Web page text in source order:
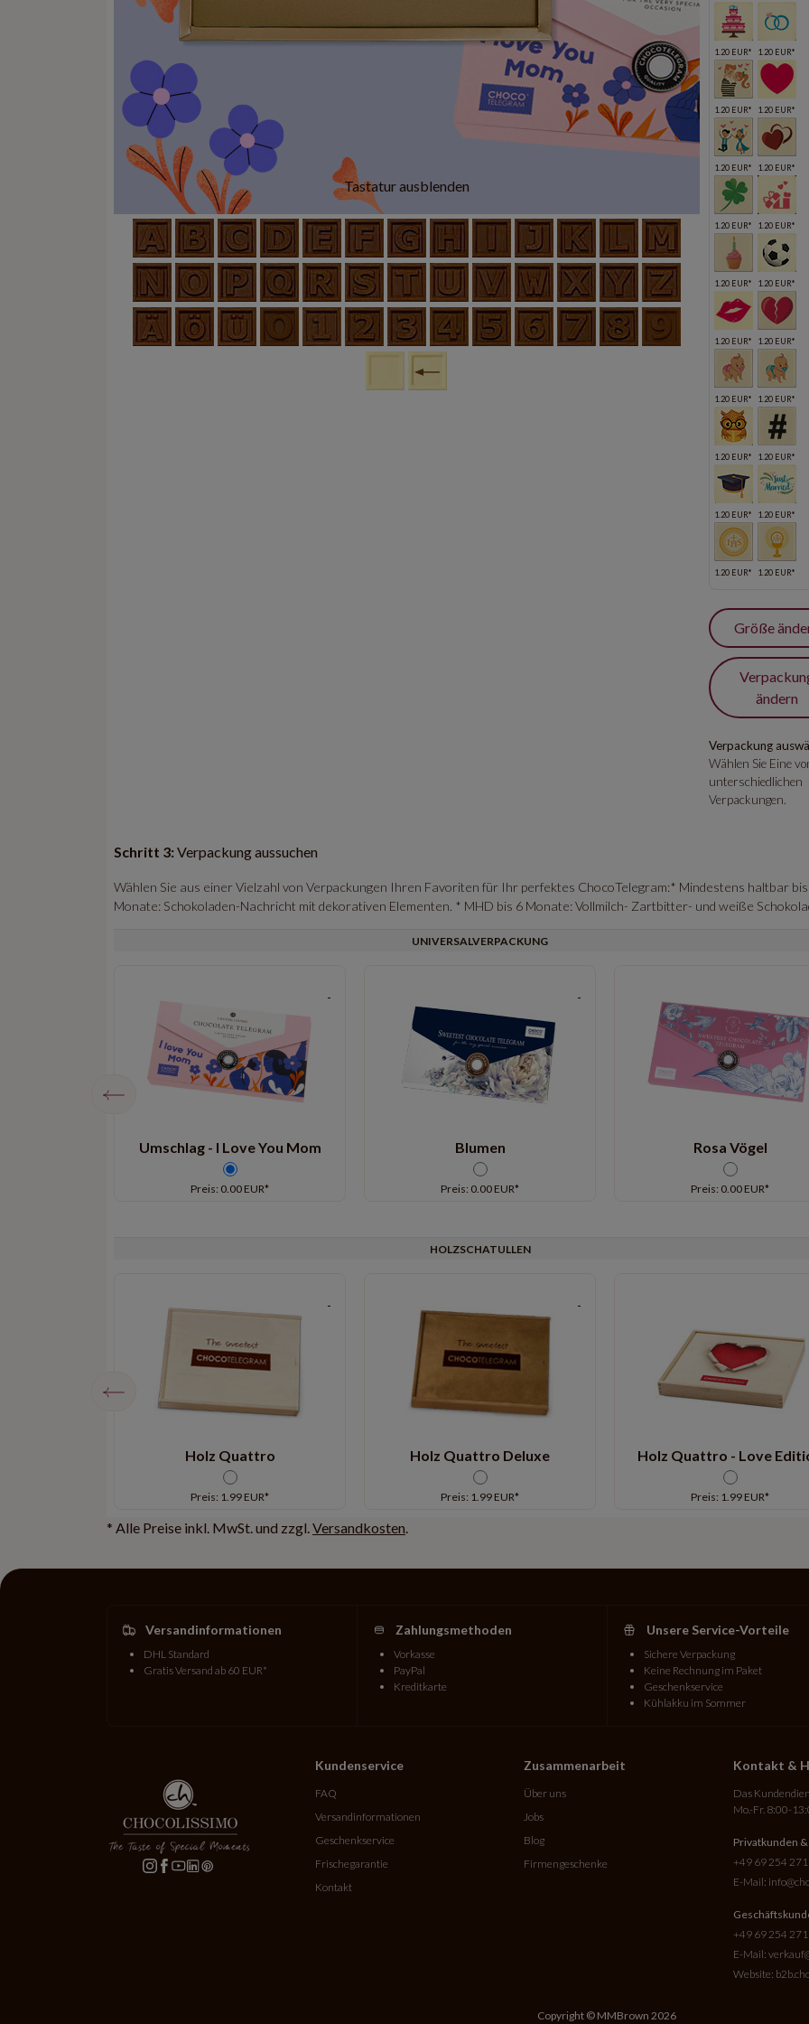
Tastatur ausblenden
1.20 EUR* 1.20 EUR*
1.20 EUR* 1.20 EUR*
1.20 EUR* 1.20 EUR*
1.20 EUR* 1.20 EUR*
1.20 EUR* 1.20 EUR*
1.20 EUR* 1.20 EUR*
1.20 EUR* 1.20 EUR*
1.20 EUR* 1.20 EUR*
1.20 EUR* 1.20 EUR*
1.20 EUR* 1.20 EUR*
Größe
ändern
Verpackung
Wählen Sie Eine
unterschiedlichen
Verpackungen.
Schritt 3:Verpackung aussuchen
Wählen Sie aus einer Vielzahl von Verpackungen Ihren Favoriten für Ihr perfektes ChocoTelegram:* Mindestens haltbar bis
Monate: Schokoladen-Nachricht mit dekorativen Elementen. * MHD bis 6 Monate: Vollmilch- Zartbitter- und weiße
UNIVERSALVERPACKUNG
Umschlag - I Love You Mom
Preis: 0.00 EUR*
Blumen
Preis: 0.00 EUR*
Rosa Vögel
Preis: 0.00 EUR*
HOLZSCHATULLEN
Holz Quattro
Preis: 1.99 EUR*
Holz Quattro Deluxe
Preis: 1.99 EUR*
Holz Quattro - Love
Preis: 1.99 EUR*
* Alle Preise inkl. MwSt. und zzgl. Versandkosten
Versandinformationen
DHL Standard
Gratis Versand ab 60 EUR*
Zahlungsmethoden
Vorkasse
PayPal
Kreditkarte
Unsere Service-Vorteile
Sichere Verpackung
Keine Rechnung im Paket
Geschenkservice
Kühlakku im Sommer
Kundenservice
FAQ
Versandinformationen
Geschenkservice
Frischegarantie
Kontakt
Zusammenarbeit
Über uns
Jobs
Blog
Firmengeschenke
Kontakt &
Das
Mo.-Fr. 8:00-
Privatkunden
+49 69 254
E-Mail:
+49 69 254
E-Mail:
Website:
Copyright © MMBrown 2026